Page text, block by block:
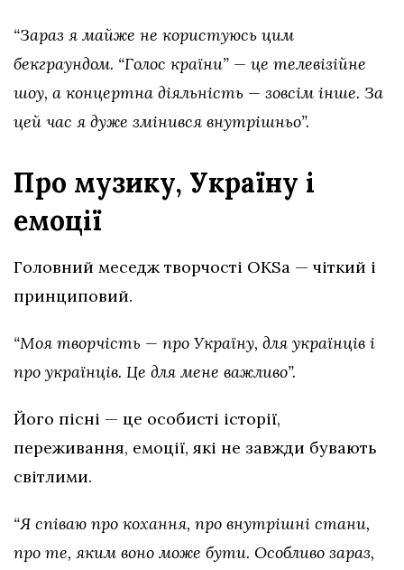
“Зараз я майже не користуюсь цим
бекграундом. “Голос країни” — це телевізійне
шоу, а концертна діяльність — зовсім інше. За
цей час я дуже змінився внутрішньо”.
Про музику, Україну і
емоції
Головний меседж творчості OKSа — чіткий і
принциповий.
“Моя творчість — про Україну, для українців і
про українців. Це для мене важливо”.
Його пісні — це особисті історії,
переживання, емоції, які не завжди бувають
світлими.
“Я співаю про кохання, про внутрішні стани,
про те, яким воно може бути. Особливо зараз,